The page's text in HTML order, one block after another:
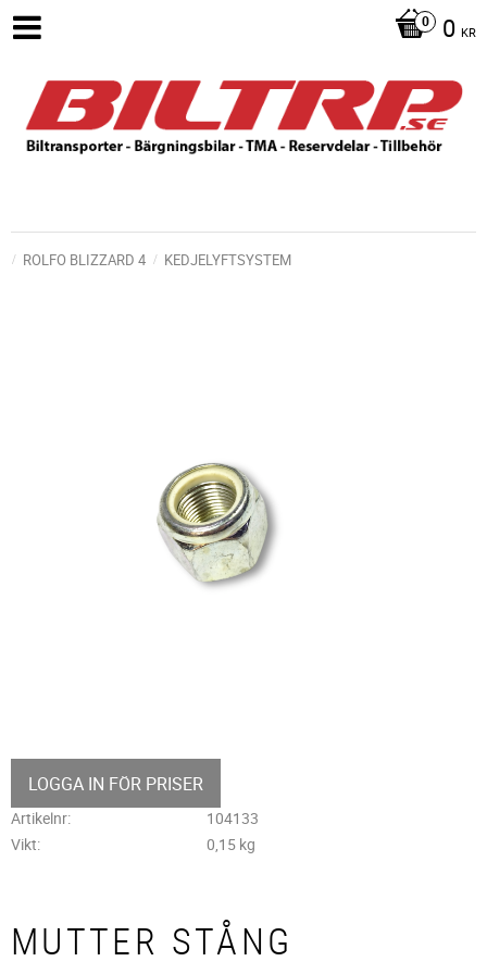
0 KR
ROLFO BLIZZARD 4 KEDJELYFTSYSTEM
LOGGA IN FÖR PRISER
Artikelnr
104133
Vikt
0,15 kg
MUTTER STÅNG